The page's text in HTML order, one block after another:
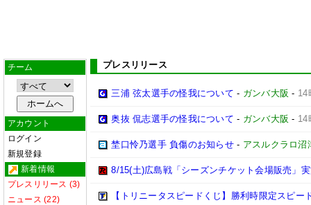
チーム
アカウント
ログイン
新規登録
新着情報
プレスリリース (3)
ニュース (22)
プレスリリース
三浦 弦太選手の怪我について - ガンバ大阪 - 14
奥抜 侃志選手の怪我について - ガンバ大阪 - 14
埜口怜乃選手 負傷のお知らせ - アスルクラロ沼
8/15(土)広島戦「シーズンチケット会場販売」
【トリニータスピードくじ】勝利時限定スピー